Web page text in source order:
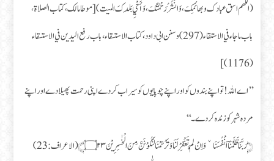
(اللهم اسق عبادك وبهائمِكَ، وَانْشُرُ رَحْمَتَكَ، وَأَحْيِ بَلَدكَ الميت) [موطا مالک، کتاب الصلاة،
باب ما جاء في الاستقاء (297) و سنن ابی داود، کتاب الاستسقاء، باب رفع اليدين في الاستسقاء
(1176)]
’’اے اللہ! تو اپنے بندوں کو اور اپنے چوپایوں کو سیراب کر دے اپنی رحمت پھیلا دے اور اپنے
مردہ شہر کو زندہ کر دے۔‘‘
﴿رَبَّنَا ظَلَمْنَاۤ اَنْفُسَنَا ٚ وَ اِنْ لَّمْ تَغْفِرْ لَنَا وَ تَرْحَمْنَا لَنَكُوْنَنَّ مِنَ الْخٰسِرِیْنَ۝۲۳﴾ (الاعراف: 23)